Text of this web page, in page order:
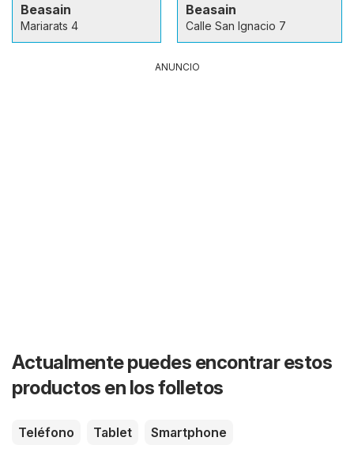
Beasain
Mariarats 4
Beasain
Calle San Ignacio 7
ANUNCIO
Actualmente puedes encontrar estos
productos en los folletos
Teléfono Tablet Smartphone